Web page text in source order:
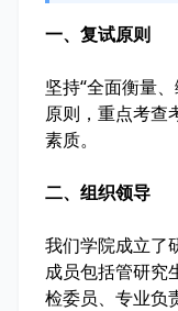
一、复试原则
坚持“全面衡量
原则，重点考查
素质。
二、组织领导
我们学院成立了
成员包括管研究
检委员、专业负